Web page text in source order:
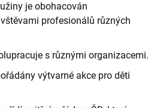
je obohacován
profesionálů různých
s různými organizacemi.
výtvarné akce pro děti